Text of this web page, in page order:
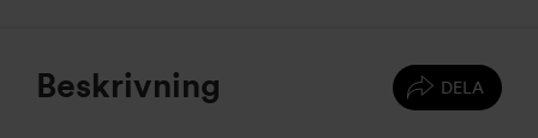
DELA
Beskrivning